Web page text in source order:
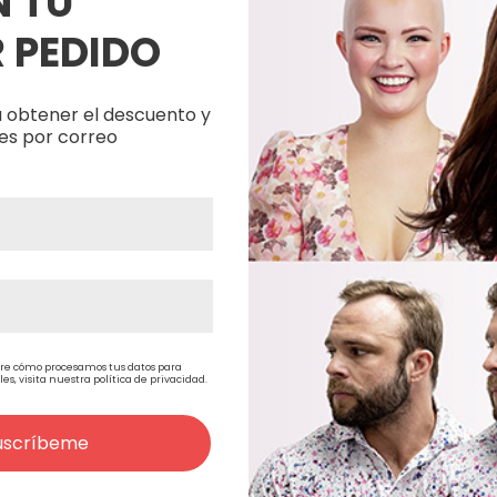
Productos Relacionados
Davlyn Cinta Adhesiva
Forma CC, Transparente
Cinta
Liner 2 Cm
10,89€
PEDIDO
el descuento y
por correo
cómo procesamos tus datos para
visita nuestra política de privacidad.